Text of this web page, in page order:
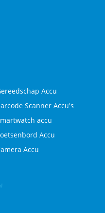
Accu
Scanner Accu's
accu
Accu
Accu